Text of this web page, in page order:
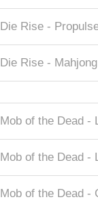
Die Rise -
Die Rise -
Mob of the Dead -
Mob of the Dead -
Mob of the Dead -